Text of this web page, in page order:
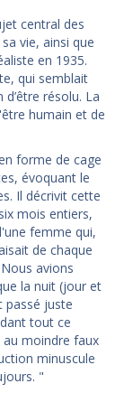
central des
vie, ainsi que
en 1935.
qui semblait
résolu. La
humain et de
forme de cage
évoquant le
Il décrivit cette
mois entiers,
femme qui,
de chaque
avions
la nuit (jour et
passé juste
tout ce
moindre faux
minuscule
"